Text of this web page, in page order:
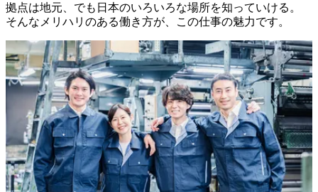
拠点は地元、でも日本のいろいろな場所を知っていける。
そんなメリハリのある働き方が、この仕事の魅力です。